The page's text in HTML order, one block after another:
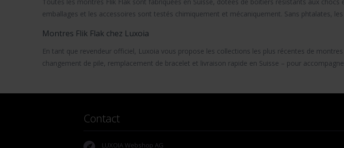
emballages et les accessoires sont testés chimiquement et mécaniquement. Sans phtalates,
Montres Flik Flak chez Luxoia
En tant que revendeur officiel, Luxoia vous propose les collections les plus récentes de montres
changement de pile, remplacement de bracelet et livraison rapide en Suisse – pour
Contact
LUXOIA Webshop AG